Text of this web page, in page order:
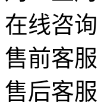
在线咨询
售前客服
售后客服